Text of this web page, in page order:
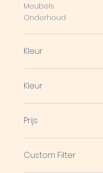
Meubels
Onderhoud
Kleur
Kleur
donker bruin
Kleurloos
Prijs
10
15
Custom Filter